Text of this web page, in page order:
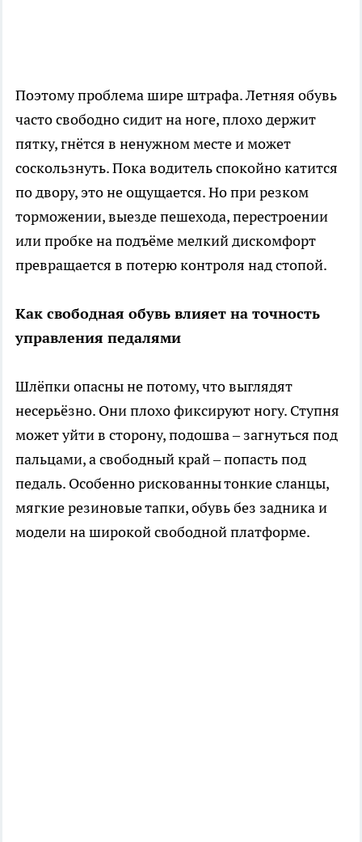
Поэтому проблема шире штрафа. Летняя обувь
часто свободно сидит на ноге, плохо держит
пятку, гнётся в ненужном месте и может
соскользнуть. Пока водитель спокойно катится
по двору, это не ощущается. Но при резком
торможении, выезде пешехода, перестроении
или пробке на подъёме мелкий дискомфорт
превращается в потерю контроля над стопой.
Как свободная обувь влияет на точность
управления педалями
Шлёпки опасны не потому, что выглядят
несерьёзно. Они плохо фиксируют ногу. Ступня
может уйти в сторону, подошва – загнуться под
пальцами, а свободный край – попасть под
педаль. Особенно рискованны тонкие сланцы,
мягкие резиновые тапки, обувь без задника и
модели на широкой свободной платформе.